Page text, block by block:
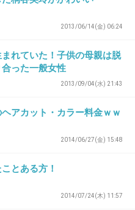
め
-0
2013/06/14(金) 06:24
れていた！子供の母親は脱
った一般女性
2013/09/04(水) 21:43
アカット・カラー料金ｗｗ
2014/06/27(金) 15:48
とある方！
2014/07/24(木) 11:57